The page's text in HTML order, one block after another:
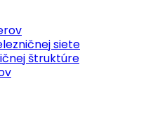
siete
štruktúre